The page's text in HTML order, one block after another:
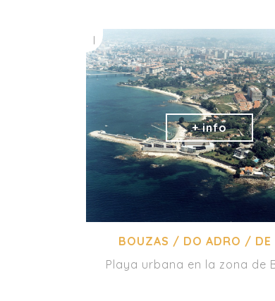
BOUZAS / DO ADRO / DE
Playa urbana en la zona de
I